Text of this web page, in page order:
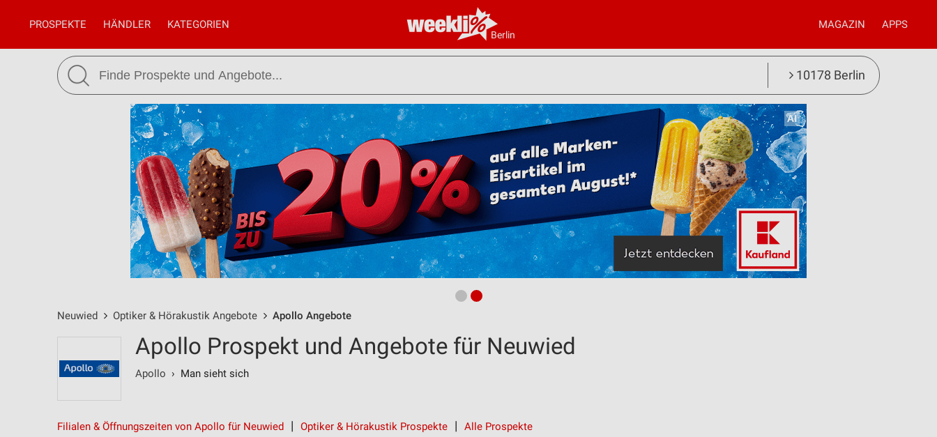
Berlin
PROSPEKTE HÄNDLER KATEGORIEN MAGAZIN APPS
10178 Berlin
Neuwied Optiker & Hörakustik Angebote Apollo Angebote
Apollo Prospekt und Angebote für Neuwied
Apollo › Man sieht sich
Filialen & Öffnungszeiten von Apollo für Neuwied Optiker & Hörakustik Prospekte Alle Prospekte